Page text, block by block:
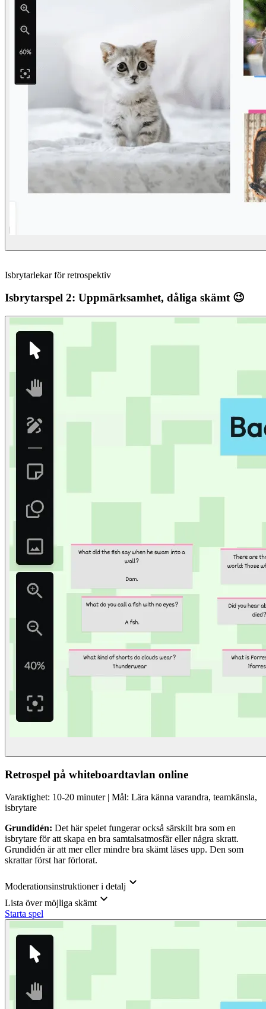
Isbrytarlekar för retrospektiv
Isbrytarspel 2: Uppmärksamhet, dåliga skämt 😉
Retrospel på whiteboardtavlan online
Varaktighet: 10-20 minuter | Mål: Lära känna varandra, teamkänsla,
isbrytare
Grundidén: Det här spelet fungerar också särskilt bra som en
isbrytare för att skapa en bra samtalsatmosfär eller några skratt.
Grundidén är att mer eller mindre bra skämt läses upp. Den som
skrattar först har förlorat.
Moderationsinstruktioner i detalj
Lista över möjliga skämt
Starta spel